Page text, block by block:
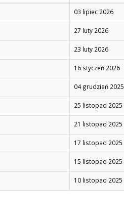
03 lipiec 2026
27 luty 2026
23 luty 2026
16 styczeń 2026
04 grudzień 2025
25 listopad 2025
21 listopad 2025
17 listopad 2025
15 listopad 2025
10 listopad 2025